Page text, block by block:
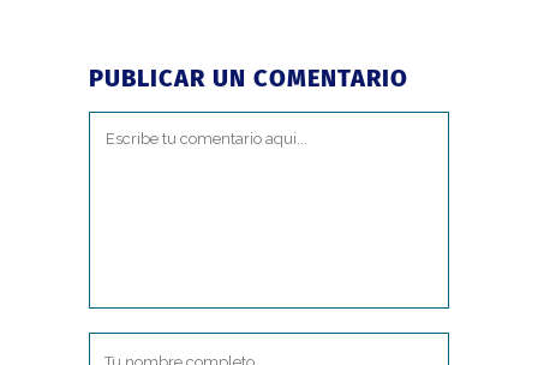
PUBLICAR UN COMENTARIO